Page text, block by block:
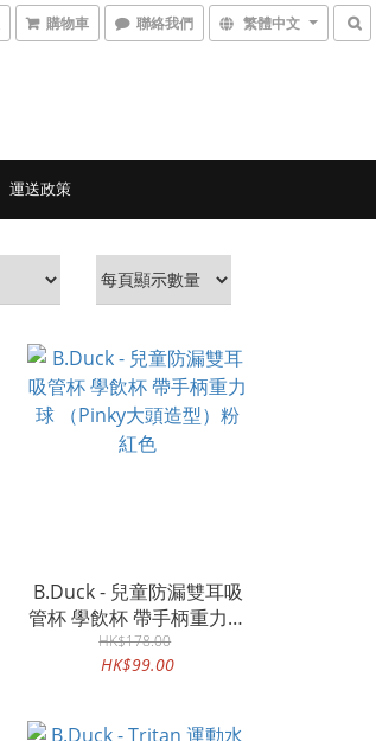
購物車 聯絡我們 繁體中文
運送政策
B.Duck - 兒童防漏雙耳吸
管杯 學飲杯 帶手柄重力球
（Pinky大頭造型）粉紅色
HK$178.00
HK$99.00